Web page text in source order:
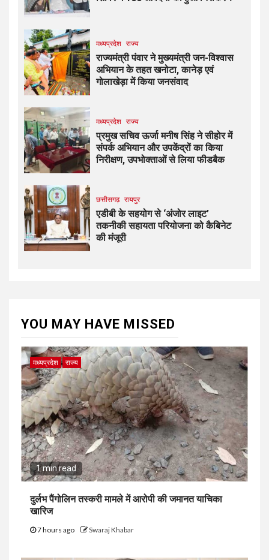
मध्यप्रदेश राज्य
राज्यमंत्री पंवार ने मुख्यमंत्री जन-विश्वास
अभियान के तहत खनोटा, कानेड़ एवं
गोलाखेड़ा में किया जनसंवाद
मध्यप्रदेश राज्य
प्रमुख सचिव ऊर्जा मनीष सिंह ने सीहोर में
संपर्क अभियान और उपकेंद्रों का किया
निरीक्षण, उपभोक्ताओं से लिया फीडबैक
छत्तीसगढ़ रायपुर
एडीबी के सहयोग से ‘अंजोर लाइट’
तकनीकी सहायता परियोजना को कैबिनेट
की मंजूरी
YOU MAY HAVE MISSED
मध्यप्रदेश राज्य
1 min read
दुर्लभ पैंगोलिन तस्करी मामले में आरोपी की जमानत याचिका
खारिज
7 hours ago Swaraj Khabar